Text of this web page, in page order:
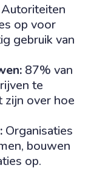
op voor
gebruik van
87% van
te
zijn over hoe
Organisaties
bouwen
op.